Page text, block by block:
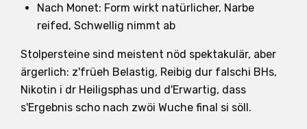
Nach Monet: Form wirkt natürlicher, Narbe
reifed, Schwellig nimmt ab
Stolpersteine sind meistent nöd spektakulär, aber
ärgerlich: z'früeh Belastig, Reibig dur falschi BHs,
Nikotin i dr Heiligsphas und d'Erwartig, dass
s'Ergebnis scho nach zwöi Wuche final si söll.